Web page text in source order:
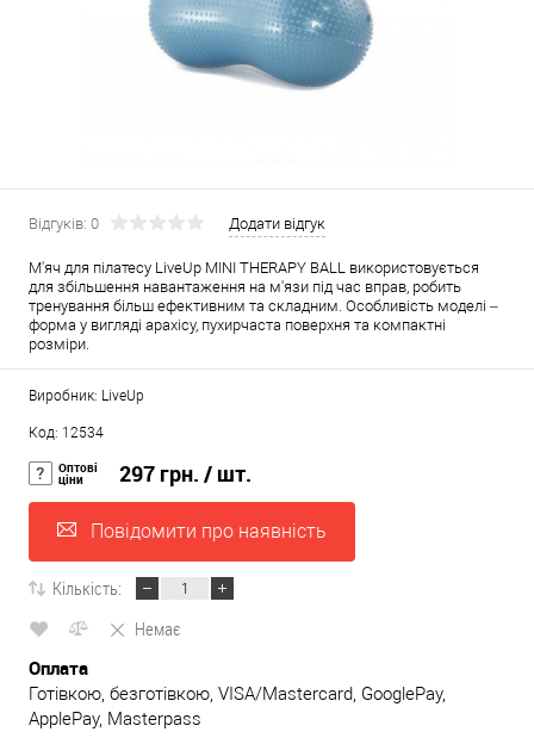
Відгуків: 0 Додати відгук
М'яч для пілатесу LiveUp MINI THERAPY BALL використовується
для збільшення навантаження на м'язи під час вправ, робить
тренування більш ефективним та складним. Особливість моделі –
форма у вигляді арахісу, пухирчаста поверхня та компактні
розміри.
Виробник: LiveUp
Код: 12534
Оптові
ціни 297 грн. / шт.
Повідомити про наявність
Кількість:
Немає
Оплата
Готівкою, безготівкою, VISA/Mastercard, GooglePay,
ApplePay, Masterpass